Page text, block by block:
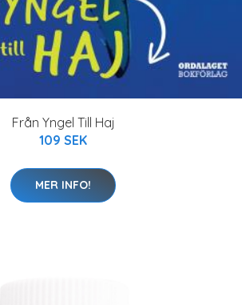
Från Yngel Till Haj
109 SEK
MER INFO!